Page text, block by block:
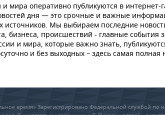
и мира оперативно публикуются в интернет-
дня — это срочные и важные
источников. Мы выбираем последние
бизнеса, происшествий - главные события
и мира, которые важно знать,
и без выходных – здесь самая полная
время» Зарегистрировано Федеральной службой по